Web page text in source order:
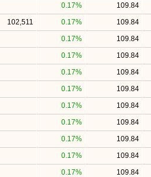
109.84
0.17%
109.84
0.17%
102,511
109.84
0.17%
109.84
0.17%
109.84
0.17%
109.84
0.17%
109.84
0.17%
109.84
0.17%
109.84
0.17%
109.84
0.17%
109.84
0.17%